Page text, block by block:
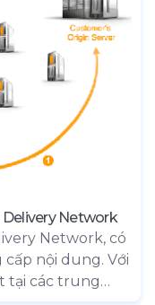
thực hóa mục
Delivery Network
Network, có
nội dung. Với
tại các trung